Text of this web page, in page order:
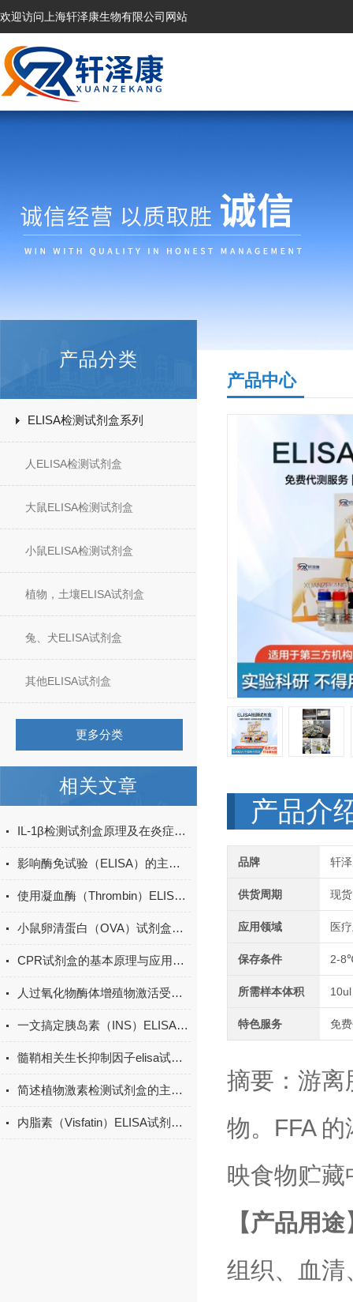
欢迎访问上海轩泽康生物有限公司网站
产品分类
ELISA检测试剂盒系列
人ELISA检测试剂盒
大鼠ELISA检测试剂盒
小鼠ELISA检测试剂盒
植物，土壤ELISA试剂盒
兔、犬ELISA试剂盒
其他ELISA试剂盒
更多分类
相关文章
IL-1β检测试剂盒原理及在炎症研究中的应用
影响酶免试验（ELISA）的主要因素有哪些
使用凝血酶（Thrombin）ELISA试剂盒时，需要注意哪些关键步骤？
小鼠卵清蛋白（OVA）试剂盒现货
CPR试剂盒的基本原理与应用领域
人过氧化物酶体增殖物激活受体γ辅激活子1α（PGC-1α）订购
一文搞定胰岛素（INS）ELISA试剂盒的操作方法
髓鞘相关生长抑制因子elisa试剂盒原理
简述植物激素检测试剂盒的主要用途
内脂素（Visfatin）ELISA试剂盒的特点与优势
产品中心
产品介
品牌 轩
供货周期 现货
应用领域 医
保存条件 2-
所需样本体积 10ul
特色服务 免
摘要： 游离
物。FFA
映食物贮
【产品用
组织、血清